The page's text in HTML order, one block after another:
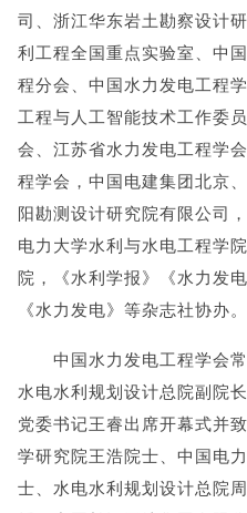
司、浙江华东岩土勘察设计
利工程全国重点实验室、中
程分会、中国水力发电工程
工程与人工智能技术工作委
会、江苏省水力发电工程学
程学会，中国电建集团北京
阳勘测设计研究院有限公司
电力大学水利与水电工程学
院，《水利学报》《水力发
《水力发电》等杂志社协办。
中国水力发电工程学会
水电水利规划设计总院副院
党委书记王睿出席开幕式并
学研究院王浩院士、中国电
士、水电水利规划设计总院